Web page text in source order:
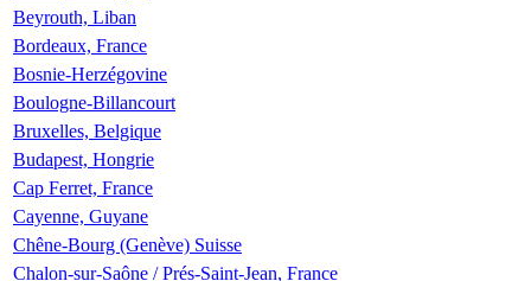
Beyrouth, Liban
Bordeaux, France
Bosnie-Herzégovine
Boulogne-Billancourt
Bruxelles, Belgique
Budapest, Hongrie
Cap Ferret, France
Cayenne, Guyane
Chêne-Bourg (Genève) Suisse
Chalon-sur-Saône / Prés-Saint-Jean, France